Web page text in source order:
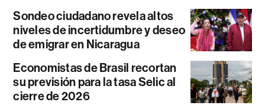
Sondeo ciudadano revela altos
niveles de incertidumbre y deseo
de emigrar en Nicaragua
Economistas de Brasil recortan
su previsión para la tasa Selic al
cierre de 2026